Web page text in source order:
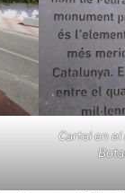
Cartel en